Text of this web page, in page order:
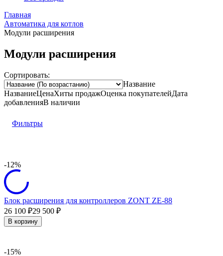
Главная
Автоматика для котлов
Модули расширения
Модули расширения
Сортировать:
Название
НазваниеЦенаХиты продажОценка покупателейДата
добавленияВ наличии
Фильтры
-12%
Блок расширения для контроллеров ZONT ZE-88
26 100 ₽29 500 ₽
В корзину
-15%